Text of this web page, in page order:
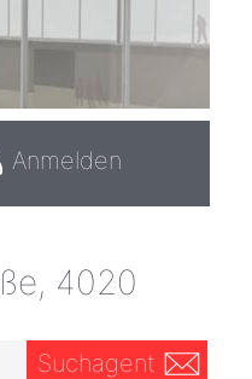
Anmelden
4020
Suchagent